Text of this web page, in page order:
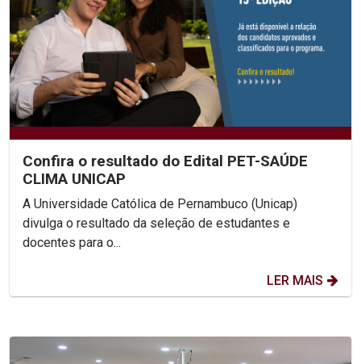
Confira o resultado do Edital PET-SAÚDE
CLIMA UNICAP
A Universidade Católica de Pernambuco (Unicap)
divulga o resultado da seleção de estudantes e
docentes para o...
LER MAIS